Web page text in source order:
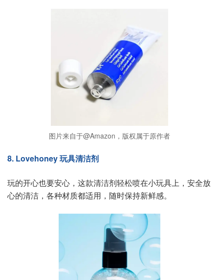
图片来自于@Amazon，版权属于原作者
8. Lovehoney 玩具清洁剂
玩的开心也要安心，这款清洁剂轻松喷在小玩具上，安全放
心的清洁，各种材质都适用，随时保持新鲜感。